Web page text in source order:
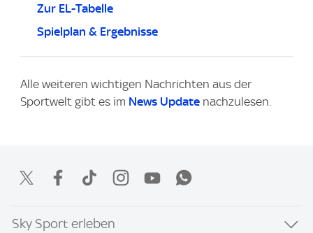
Zur EL-Tabelle
Spielplan & Ergebnisse
Alle weiteren wichtigen Nachrichten aus der
Sportwelt gibt es im News Update nachzulesen.
Sky Sport erleben